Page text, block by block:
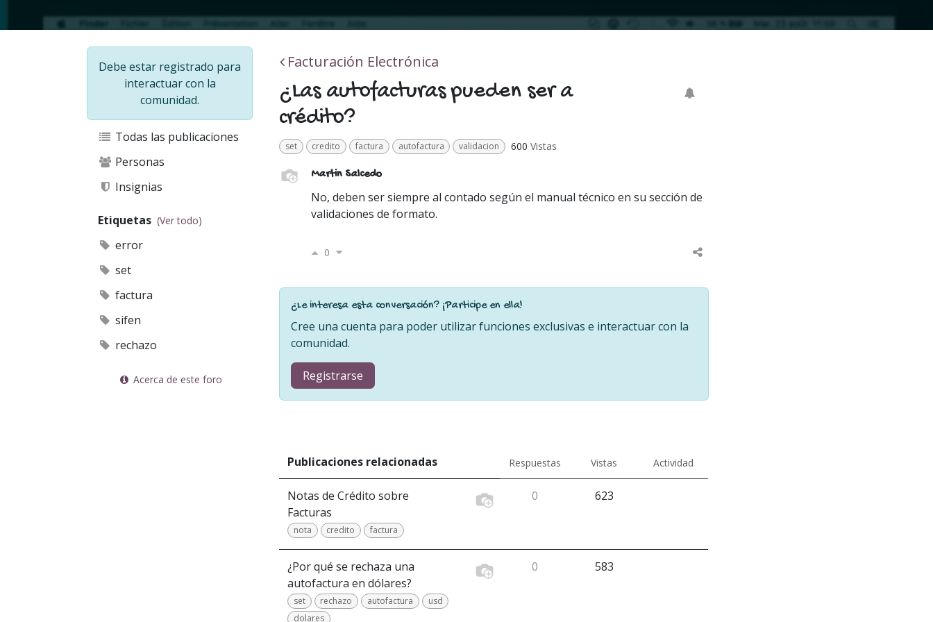
Debe estar registrado para
interactuar con la
comunidad.
Todas las publicaciones
Personas
Insignias
Etiquetas (Ver todo)
error
set
factura
sifen
rechazo
Acerca de este foro
Facturación Electrónica
¿Las autofacturas pueden ser a
crédito?
set credito factura autofactura validacion 600 Vistas
Martin Salcedo
No, deben ser siempre al contado según el manual técnico en su sección de
validaciones de formato.
0
¿Le interesa esta conversación? ¡Participe en ella!
Cree una cuenta para poder utilizar funciones exclusivas e interactuar con la
comunidad.
Registrarse
Publicaciones relacionadas Respuestas Vistas Actividad
Notas de Crédito sobre
Facturas
nota credito factura
0 623
¿Por qué se rechaza una
autofactura en dólares?
set rechazo autofactura
usd
dolares
0 583